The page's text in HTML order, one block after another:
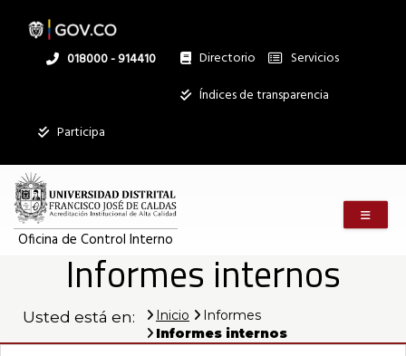
contenido
Linea
018000 - 914410 Directorio
Institucional
Servicios
Índices de transparencia
Participa
Oficina de Control Interno
Informes internos
registros
Buscar:
Servicios
Ningún dato
Usted está en: Inicio
Informes
Informes internos